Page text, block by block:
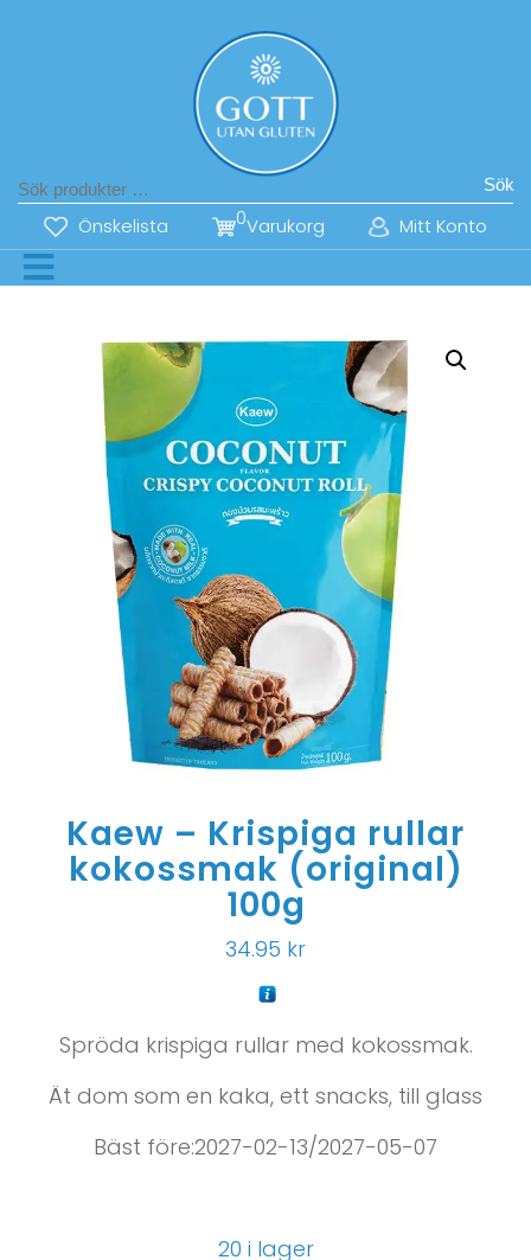
Sök
Önskelista Varukorg
0 Mitt Konto
Kaew – Krispiga rullar
kokossmak (original)
100g
34.95 kr
Spröda krispiga rullar med kokossmak.
Ät dom som en kaka, ett snacks, till glass
Bäst före:2027-02-13/2027-05-07
20 i lager